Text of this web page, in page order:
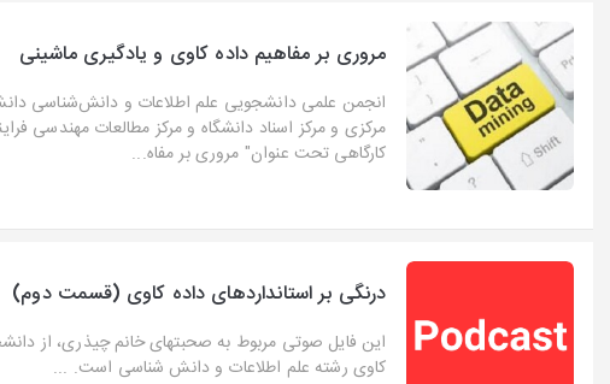
مروری بر مفاهیم داده کاوی و یادگیری ماشینی
انجمن علمی دانشجویی علم اطلاعات و دانش‌شناسی
مرکزی و مرکز اسناد دانشگاه و مرکز مطالعات مهندسی
کارگاهی تحت عنوان" مروری بر مفاه...
درنگی بر استانداردهای داده کاوی (قسمت دوم)
این فایل صوتی مربوط به صحبتهای خانم چیذری، از
کاوی رشته علم اطلاعات و دانش شناسی است. ...